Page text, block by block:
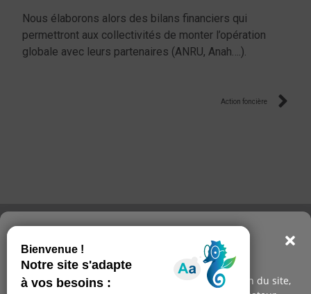
respectons votre vie privée
Nous utilisons des cookies pour faciliter l'utilisation du site,
Nous élaborons alors des bilans financiers qui
permettront aux collectivités de monter l’opération
globale avec leurs partenaires (ANRU, Anah….).
Action foncière